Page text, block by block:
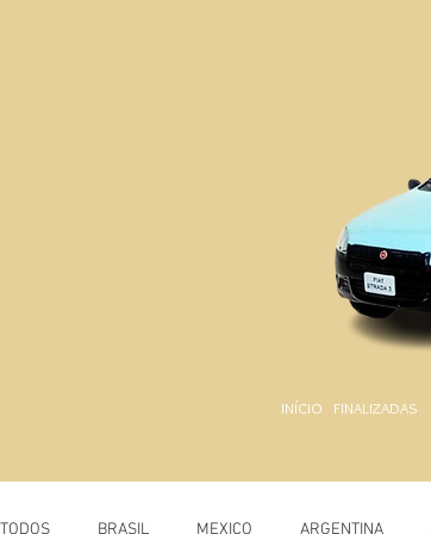
INÍCIO FINALIZADAS
TODOS BRASIL MEXICO ARGENTINA